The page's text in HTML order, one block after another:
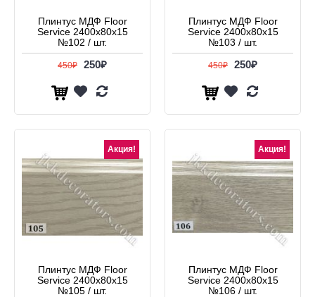
Плинтус МДФ Floor
Service 2400x80x15
№102 / шт.
450₽ 250₽
Плинтус МДФ Floor
Service 2400x80x15
№103 / шт.
450₽ 250₽
Акция!
Плинтус МДФ Floor
Service 2400x80x15
№105 / шт.
Акция!
Плинтус МДФ Floor
Service 2400x80x15
№106 / шт.